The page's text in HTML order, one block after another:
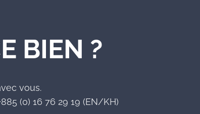
BIEN ?
vous.
(0) 16 76 29 19 (EN/KH)